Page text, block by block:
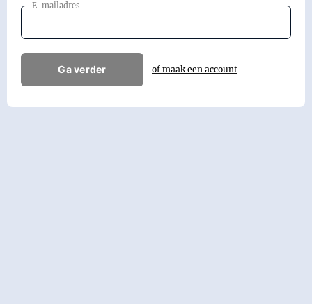
E-mailadres
Ga verder of maak een account